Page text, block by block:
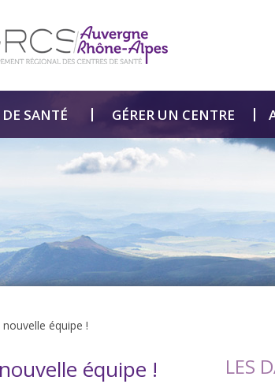
SANTÉ GÉRER UN CENTRE
équipe !
équipe ! LES